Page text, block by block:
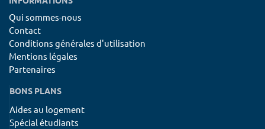
Qui sommes-nous
Contact
Conditions générales d'utilisation
Mentions légales
Partenaires
BONS PLANS
Aides au logement
Spécial étudiants